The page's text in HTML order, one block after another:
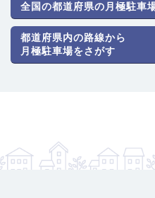
全国の都道府県の月極駐車
都道府県内の路線から
月極駐車場をさがす